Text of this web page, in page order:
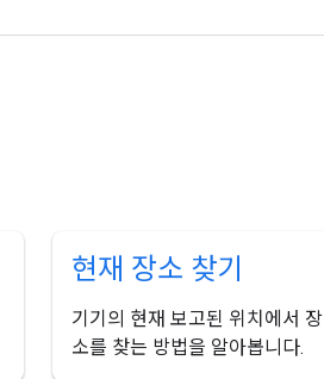
현재 장소 찾기
기기의 현재 보고된 위치에서 장
소를 찾는 방법을 알아봅니다.